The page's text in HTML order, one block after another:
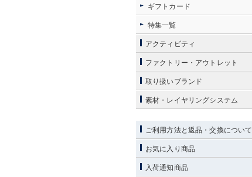
ギフトカード
特集一覧
アクティビティ
ファクトリー・アウトレット
取り扱いブランド
素材・レイヤリングシステム
ご利用方法と返品・交換について
お気に入り商品
入荷通知商品